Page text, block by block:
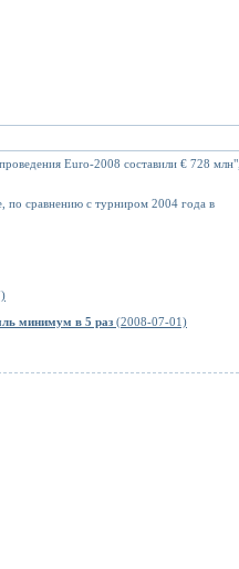
Euro-2008 составили € 728 млн",
по сравнению с турниром 2004 года в
минимум в 5 раз (2008-07-01)